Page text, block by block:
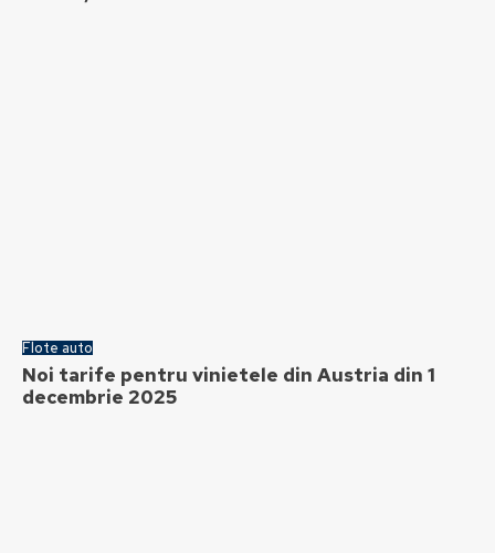
Flote auto
Noi tarife pentru vinietele din Austria din 1
decembrie 2025